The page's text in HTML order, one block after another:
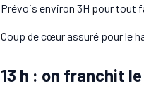
Prévois environ 3H pour tout
Coup de cœur assuré pour le
13 h : on franchit